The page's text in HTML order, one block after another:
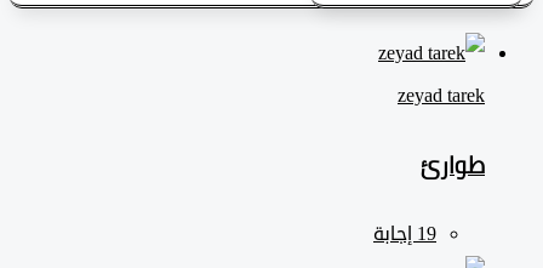
zeyad ‎tarek
طوارئ